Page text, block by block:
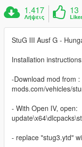
1.417
Λήψεις
13
StuG III Ausf G -
Installation
-Download mod from
mods.com/vehicles/
- With Open IV, open:
- replace "stug3.ytd"